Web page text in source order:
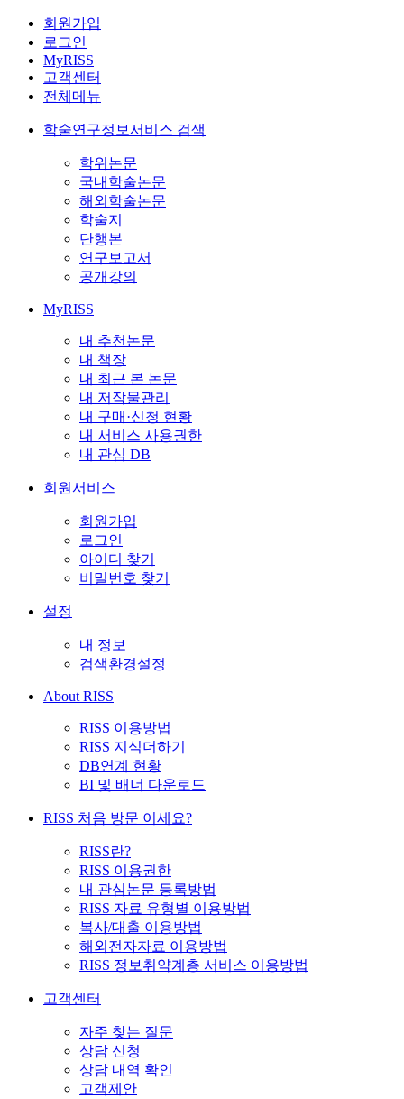
회원가입
로그인
MyRISS
고객센터
전체메뉴
학술연구정보서비스 검색
학위논문
국내학술논문
해외학술논문
학술지
단행본
연구보고서
공개강의
MyRISS
내 추천논문
내 책장
내 최근 본 논문
내 저작물관리
내 구매·신청 현황
내 서비스 사용권한
내 관심 DB
회원서비스
회원가입
로그인
아이디 찾기
비밀번호 찾기
설정
내 정보
검색환경설정
About RISS
RISS 이용방법
RISS 지식더하기
DB연계 현황
BI 및 배너 다운로드
RISS 처음 방문 이세요?
RISS란?
RISS 이용권한
내 관심논문 등록방법
RISS 자료 유형별 이용방법
복사/대출 이용방법
해외전자자료 이용방법
RISS 정보취약계층 서비스 이용방법
고객센터
자주 찾는 질문
상담 신청
상담 내역 확인
고객제안